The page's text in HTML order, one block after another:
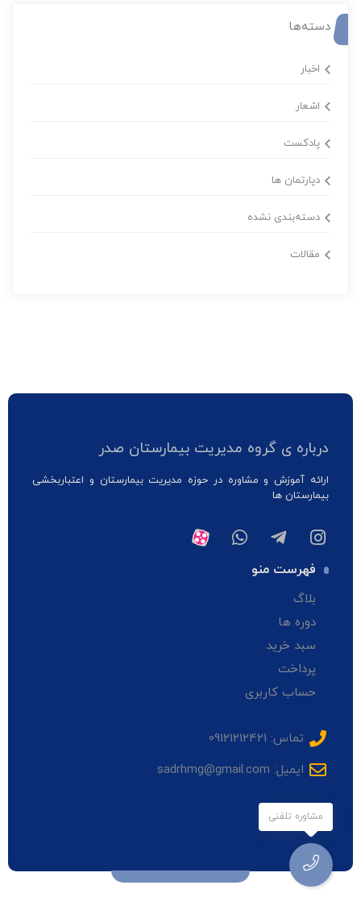
دسته‌ها
اخبار
اشعار
پادکست
دپارتمان ها
دسته‌بندی نشده
مقالات
درباره ی گروه مدیریت بیمارستان صدر
ارائه آموزش و مشاوره در حوزه مدیریت بیمارستان و اعتباربخشی
بیمارستان ها
فهرست منو
بلاگ
دوره ها
سبد خرید
پرداخت
حساب کاربری
تماس: 09121212421
ایمیل: sadrhmg@gmail.com
مشاوره تلفنی